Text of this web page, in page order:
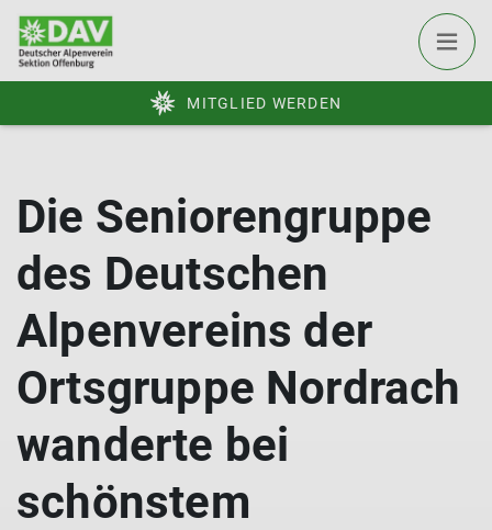
MITGLIED WERDEN
Die Seniorengruppe
des Deutschen
Alpenvereins der
Ortsgruppe Nordrach
wanderte bei
schönstem